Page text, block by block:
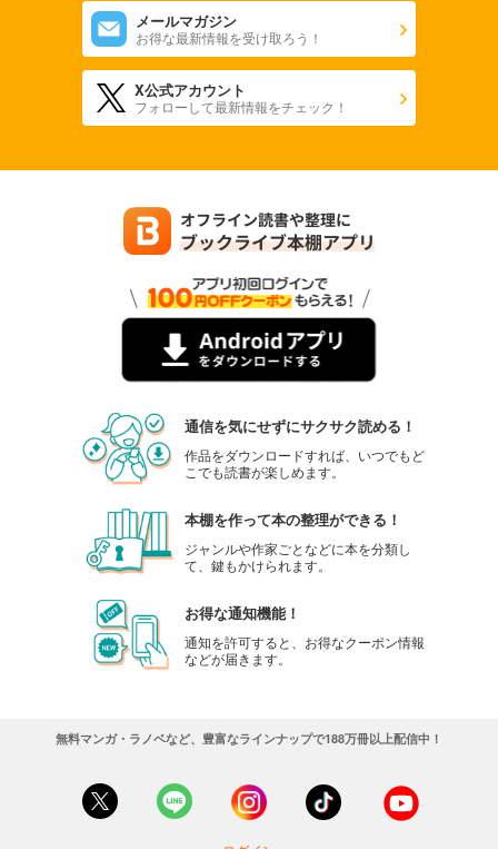
メールマガジン
お得な最新情報を受け取ろう！
X公式アカウント
フォローして最新情報をチェック！
通信を気にせずにサクサク読める！
作品をダウンロードすれば、いつでもど
こでも読書が楽しめます。
本棚を作って本の整理ができる！
ジャンルや作家ごとなどに本を分類し
て、鍵もかけられます。
お得な通知機能！
通知を許可すると、お得なクーポン情報
などが届きます。
無料マンガ・ラノベなど、豊富なラインナップで188万冊以上配信中！